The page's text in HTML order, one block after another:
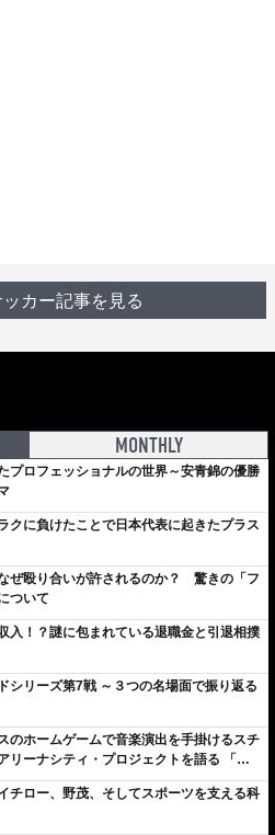
カー記事を見る
MONTHLY
プロフェッショナルの世界～安青錦の優勝
クに負けたことで日本代表に起きたプラス
ぜ殴り合いが許されるのか？ 驚きの「フ
ついて
入！？謎に包まれている退職金と引退相撲
シリーズ第7戦 ～３つの名場面で振り返る
のホームゲームで音楽演出を手掛けるスチ
リーナシティ・プロジェクトを語る 「楽
川崎は、ずっと成長曲線だから」
チロー、野茂、そしてスポーツを支える科